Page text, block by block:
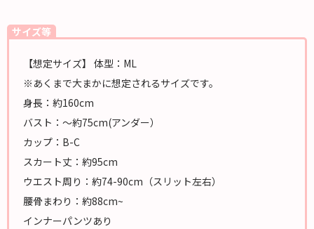
サイズ等
【想定サイズ】 体型：ML
※あくまで大まかに想定されるサイズです。
身長：約160cm
バスト：～約75cm(アンダー）
カップ：B-C
スカート丈：約95cm
ウエスト周り：約74-90cm（スリット左右）
腰骨まわり：約88cm~
インナーパンツあり